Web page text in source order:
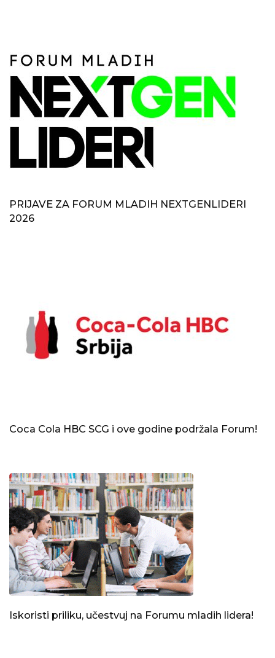
PRIJAVE ZA FORUM MLADIH NEXTGENLIDERI
2026
Coca Cola HBC SCG i ove godine podržala Forum!
Iskoristi priliku, učestvuj na Forumu mladih lidera!